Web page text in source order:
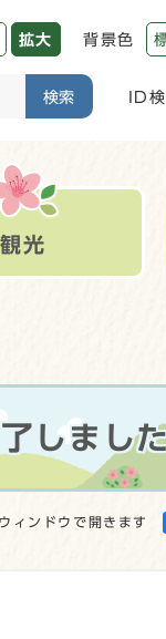
拡大 背景色
検索 ID
観光
しまし
ィンドウで開きます